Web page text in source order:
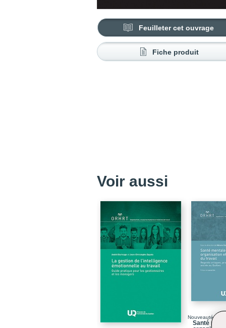
Feuilleter cet ouvrage
Fiche produit
Voir aussi
Nouveauté
Santé